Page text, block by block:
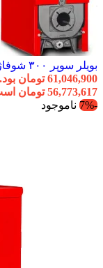
بویلر سوپر ۳۰۰ شوفاژکار-7 پره
61,046,900 تومان بود.
56,773,617 تومان است.
-7%
ناموجود